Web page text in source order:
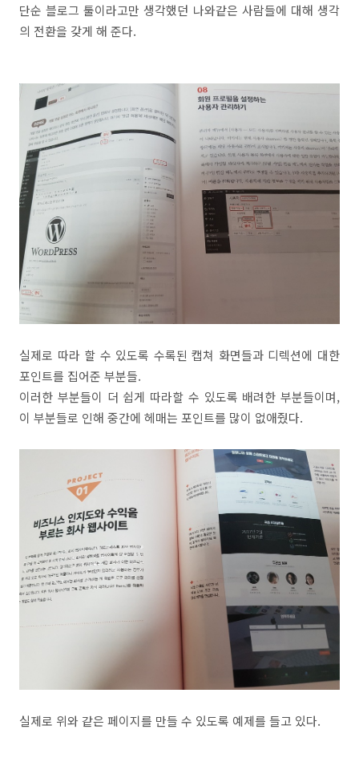
단순 블로그 툴이라고만 생각했던 나와같은 사람들에 대해 생각
의 전환을 갖게 해 준다.
실제로 따라 할 수 있도록 수록된 캡쳐 화면들과 디렉션에 대한
포인트를 집어준 부분들.
이러한 부분들이 더 쉽게 따라할 수 있도록 배려한 부분들이며,
이 부분들로 인해 중간에 헤매는 포인트를 많이 없애줬다.
실제로 위와 같은 페이지를 만들 수 있도록 예제를 들고 있다.